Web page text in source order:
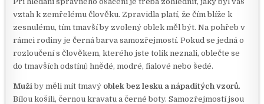
vztah k zemřelému člověku. Zpravidla platí, že čím blíže k
zesnulému, tím tmavší by zvolený oblek měl být. Na pohřeb v
rámci rodiny je černá barva samozřejmostí. Pokud se jedná o
rozloučení s člověkem, kterého jste tolik neznali, oblečte se
do tmavších odstínů hnědé, modré, fialové nebo šedé.
Muži by měli mít tmavý oblek bez lesku a nápaditých vzorů.
Bílou košili, černou kravatu a černé boty. Samozřejmostí jsou